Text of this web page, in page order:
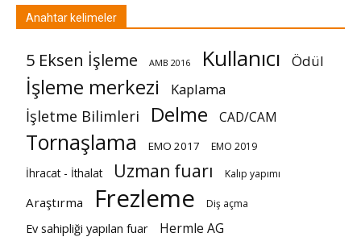
Anahtar kelimeler
5 Eksen İşleme AMB 2016 Kullanıcı Ödül
İşleme merkezi Kaplama
İşletme Bilimleri Delme CAD/CAM
Tornaşlama EMO 2017 EMO 2019
İhracat - İthalat Uzman fuarı Kalıp yapımı
Araştırma Frezleme Diş açma
Ev sahipliği yapılan fuar Hermle AG